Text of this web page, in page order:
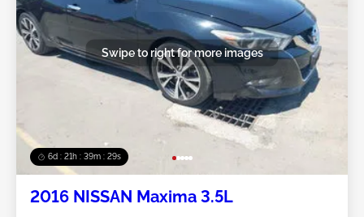
6d : 21h : 39m : 26s
Swipe to right for more images
2016 NISSAN Maxima 3.5L